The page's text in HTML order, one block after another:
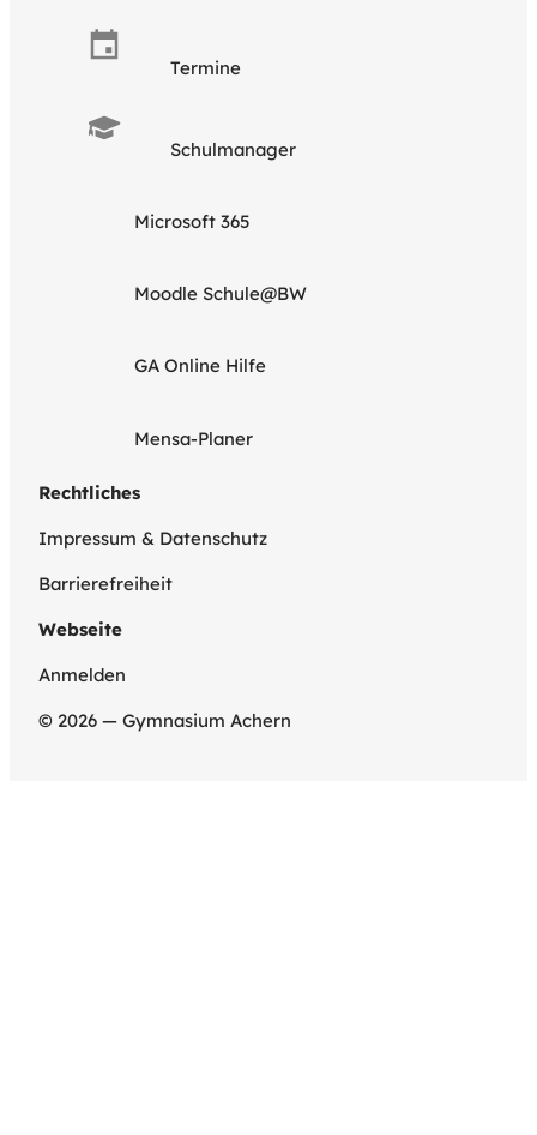
Termine
Schulmanager
Microsoft 365
Moodle Schule@BW
GA Online Hilfe
Mensa-Planer
Rechtliches
Impressum & Datenschutz
Barrierefreiheit
Webseite
Anmelden
© 2026 — Gymnasium Achern